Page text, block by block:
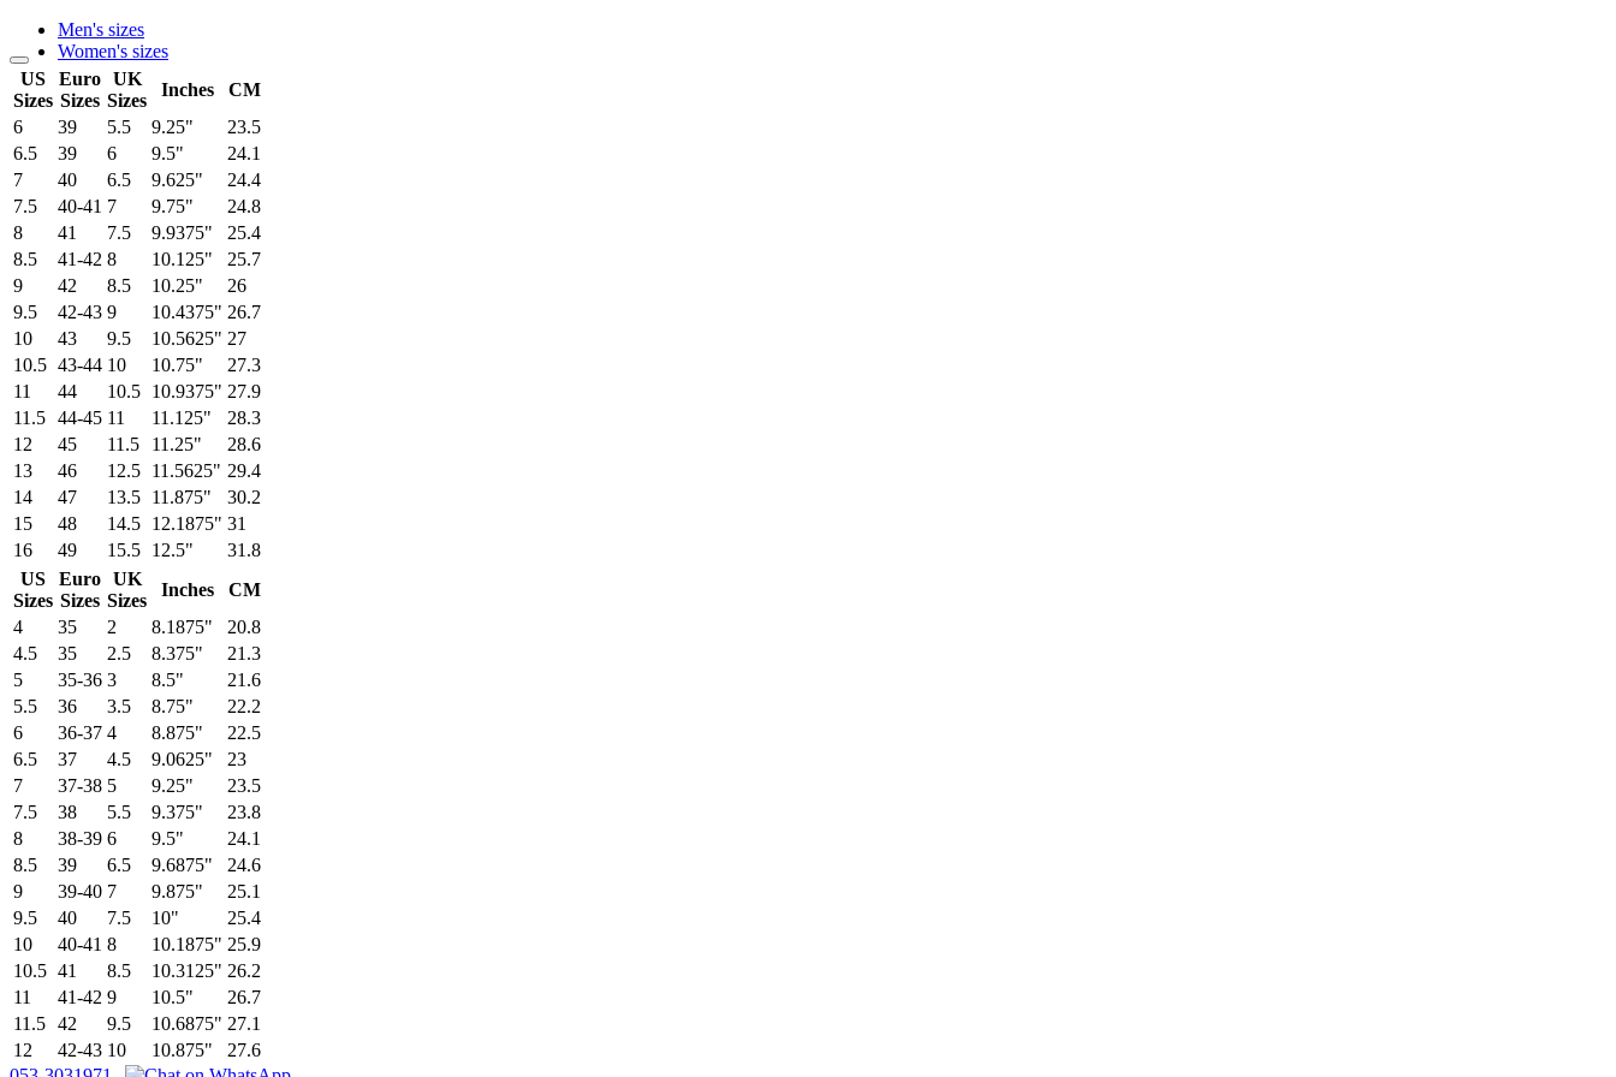
Men's sizes
Women's sizes
US
Sizes
Euro
Sizes
UK
Sizes
Inches
CM
6
39 5.5 9.25"
23.5
6.5
39 6 9.5"
24.1
7
40 6.5 9.625"
24.4
7.5
40-41 7 9.75"
24.8
8
41 7.5 9.9375"
25.4
8.5
41-42 8 10.125"
25.7
9
42 8.5 10.25"
26
9.5
42-43 9 10.4375" 26.7
10
43 9.5 10.5625" 27
10.5 43-44 10 10.75"
27.3
11
44 10.5 10.9375" 27.9
11.5 44-45 11 11.125"
28.3
12
45 11.5 11.25"
28.6
13
46 12.5 11.5625" 29.4
14
47 13.5 11.875"
30.2
15
48 14.5 12.1875" 31
16
49 15.5 12.5"
31.8
US
Sizes
Euro
Sizes
UK
Sizes
Inches
CM
4
35 2 8.1875"
20.8
4.5
35 2.5 8.375"
21.3
5
35-36 3 8.5"
21.6
5.5
36 3.5 8.75"
22.2
6
36-37 4 8.875"
22.5
6.5
37 4.5 9.0625"
23
7
37-38 5 9.25"
23.5
7.5
38 5.5 9.375"
23.8
8
38-39 6 9.5"
24.1
8.5
39 6.5 9.6875"
24.6
9
39-40 7 9.875"
25.1
9.5
40 7.5 10"
25.4
10
40-41 8 10.1875" 25.9
10.5 41 8.5 10.3125" 26.2
11
41-42 9 10.5"
26.7
11.5 42 9.5 10.6875" 27.1
12
42-43 10 10.875"
27.6